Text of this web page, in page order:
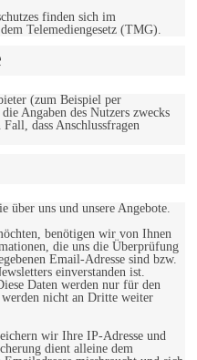
finden sich im
Telemediengesetz (TMG).
(zum Beispiel per
Angaben des Nutzers zwecks
dass Anschlussfragen
uns und unsere Angebote.
benötigen wir von Ihnen
die uns die Überprüfung
Email-Adresse sind bzw.
einverstanden ist.
Daten werden nur für den
nicht an Dritte weiter
wir Ihre IP-Adresse und
dient alleine dem